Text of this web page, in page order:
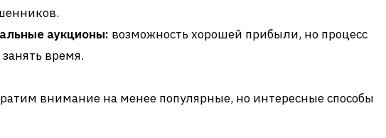
аукционы: возможность хорошей прибыли, но процесс
время.
внимание на менее популярные, но интересные способы